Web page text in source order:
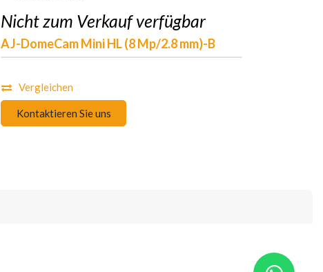
Nicht zum Verkauf verfügbar
AJ-DomeCam Mini HL (8 Mp/2.8 mm)-B
Vergleichen
Kontaktieren Sie uns